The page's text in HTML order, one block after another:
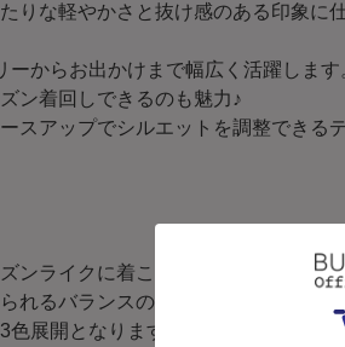
りな軽やかさと抜け感のある印象に
からお出かけまで幅広く活躍します
ン着回しできるのも魅力♪
スアップでシルエットを調整できる
ンライクに着こなせる仕上がり。
れるバランスの良い素材感です。
色展開となります。